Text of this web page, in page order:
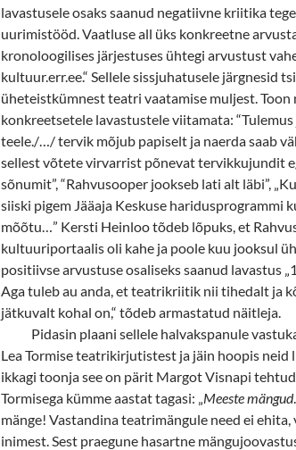
lavastusele osaks saanud negatiivne kriitika
uurimistööd. Vaatluse all üks konkreetne
kronoloogilises järjestuses ühtegi arvustust
kultuur.err.ee.“ Sellele sissjuhatusele järgnesid
üheteistkümnest teatri vaatamise muljest. Toon
konkreetsetele lavastustele viitamata:
teele./…/ tervik mõjub papiselt ja naerda saab
sellest võtete virvarrist põnevat tervikkujundit
sõnumit”, “Rahvusooper jookseb lati alt läbi”,
siiski pigem Jääaja Keskuse haridusprogrammi
mõõtu…” Kersti Heinloo tõdeb lõpuks, et
kultuuriportaalis oli kahe ja poole kuu jooksul
positiivse arvustuse osaliseks saanud lavastus
Aga tuleb au anda, et teatrikriitik nii tihedalt ja
jätkuvalt kohal on,“ tõdeb armastatud näitleja.
Pidasin plaani sellele halvakspanule
Lea Tormise teatrikirjutistest ja jäin hoopis neid
ikkagi toonja see on pärit Margot Visnapi
Tormisega kümme aastat tagasi: „Meeste mängud
mänge! Vastandina teatrimängule need ei
inimest. Sest praegune hasartne